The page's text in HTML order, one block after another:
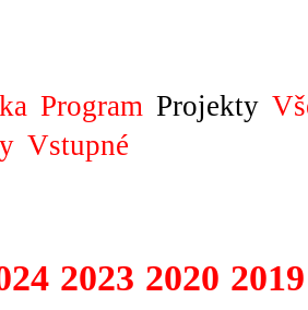
Program Projekty
Vstupné
2023 2020 2019